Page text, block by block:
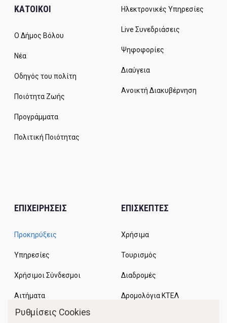
ΚΑΤΟΙΚΟΙ
Ο Δήμος Βόλου
Νέα
Οδηγός του πολίτη
Ποιότητα Ζωής
Προγράμματα
Πολιτική Ποιότητας
Ηλεκτρονικές Υπηρεσίες
Live Συνεδριάσεις
Ψηφοφορίες
Διαύγεια
Ανοικτή Διακυβέρνηση
ΕΠΙΧΕΙΡΗΣΕΙΣ
Προκηρύξεις
Υπηρεσίες
Χρήσιμοι Σύνδεσμοι
Αιτήματα
ΕΠΙΣΚΕΠΤΕΣ
Χρήσιμα
Τουρισμός
Διαδρομές
Δρομολόγια ΚΤΕΛ
Ρυθμίσεις Cookies